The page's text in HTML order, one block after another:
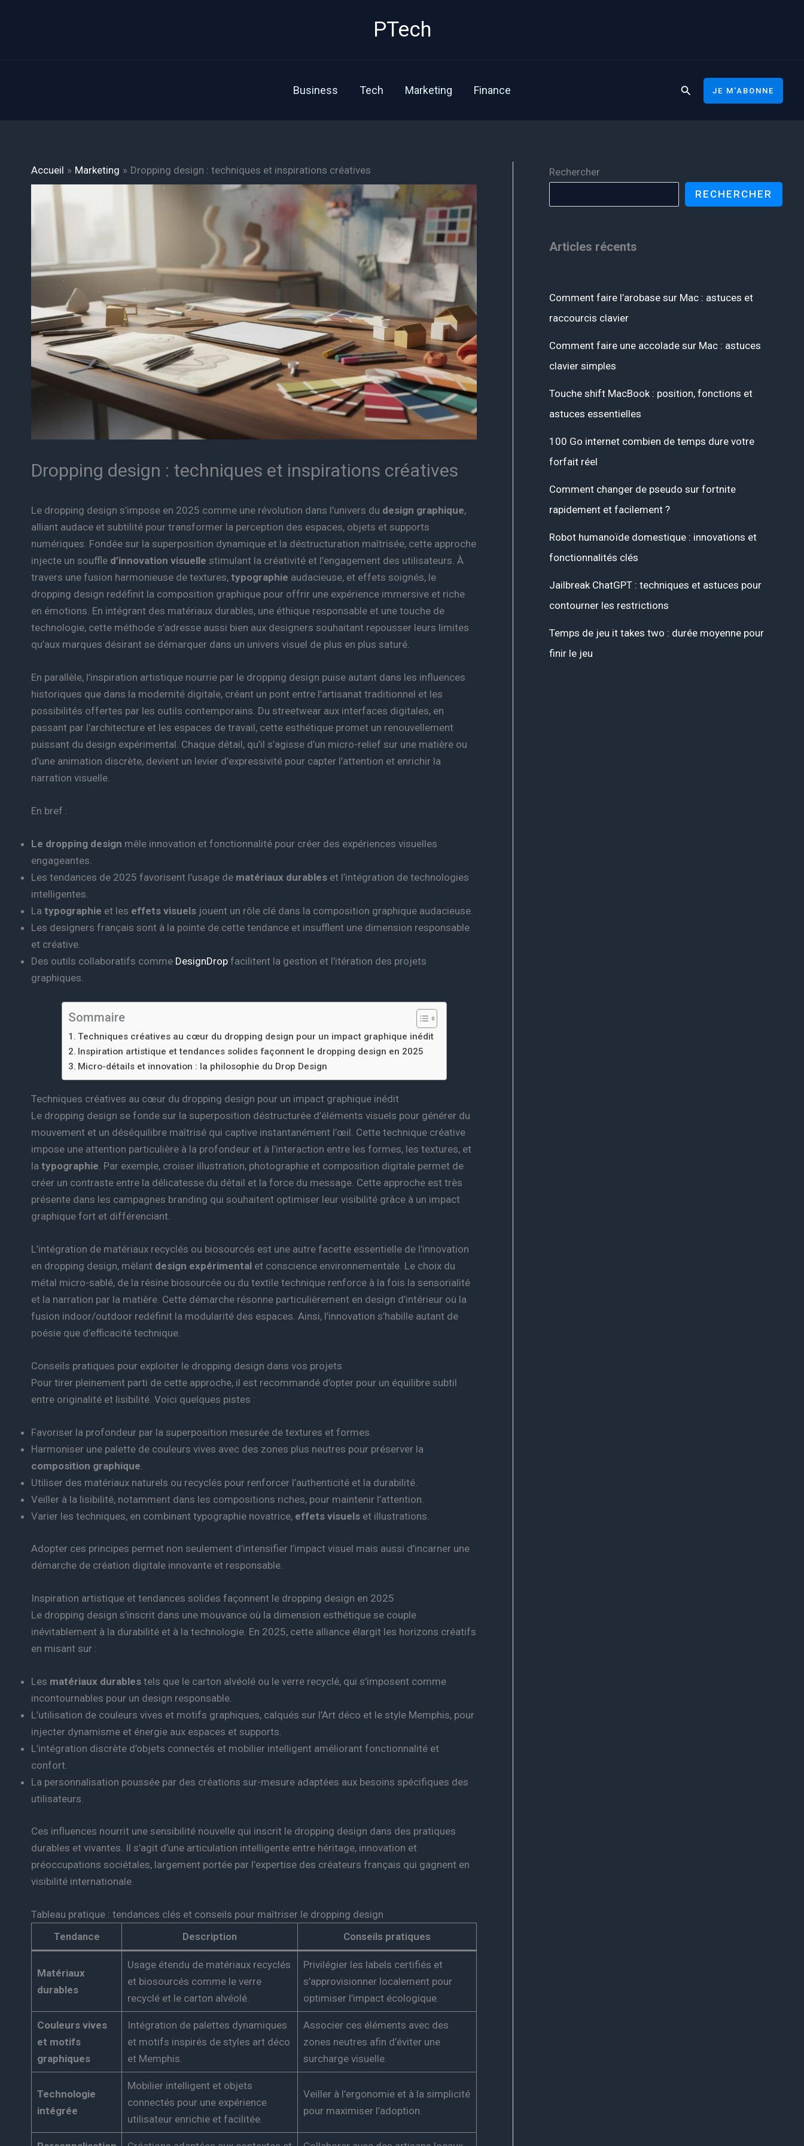
PTech
Business Tech Marketing Finance RechercherJE M'ABONNE
Accueil Marketing Dropping design : techniques et inspirations créatives
Dropping design : techniques et inspirations créatives
Le dropping design s’impose en 2025 comme une révolution dans l’univers du design graphique,
alliant audace et subtilité pour transformer la perception des espaces, objets et supports
numériques. Fondée sur la superposition dynamique et la déstructuration maîtrisée, cette approche
injecte un souffle d’innovation visuelle stimulant la créativité et l’engagement des utilisateurs. À
travers une fusion harmonieuse de textures, typographie audacieuse, et effets soignés, le
dropping design redéfinit la composition graphique pour offrir une expérience immersive et riche
en émotions. En intégrant des matériaux durables, une éthique responsable et une touche de
technologie, cette méthode s’adresse aussi bien aux designers souhaitant repousser leurs limites
qu’aux marques désirant se démarquer dans un univers visuel de plus en plus saturé.
En parallèle, l’inspiration artistique nourrie par le dropping design puise autant dans les influences
historiques que dans la modernité digitale, créant un pont entre l’artisanat traditionnel et les
possibilités offertes par les outils contemporains. Du streetwear aux interfaces digitales, en
passant par l’architecture et les espaces de travail, cette esthétique promet un renouvellement
puissant du design expérimental. Chaque détail, qu’il s’agisse d’un micro-relief sur une matière ou
d’une animation discrète, devient un levier d’expressivité pour capter l’attention et enrichir la
narration visuelle.
En bref :
Le dropping design mêle innovation et fonctionnalité pour créer des expériences visuelles
engageantes.
Les tendances de 2025 favorisent l’usage de matériaux durables et l’intégration de technologies
intelligentes.
La typographie et les effets visuels jouent un rôle clé dans la composition graphique audacieuse.
Les designers français sont à la pointe de cette tendance et insufflent une dimension responsable
et créative.
Des outils collaboratifs comme DesignDrop facilitent la gestion et l’itération des projets
graphiques.
Sommaire
Techniques créatives au cœur du dropping design pour un impact graphique inédit
Inspiration artistique et tendances solides façonnent le dropping design en 2025
Micro-détails et innovation : la philosophie du Drop Design
Techniques créatives au cœur du dropping design pour un impact graphique inédit
Le dropping design se fonde sur la superposition déstructurée d’éléments visuels pour générer du
mouvement et un déséquilibre maîtrisé qui captive instantanément l’œil. Cette technique créative
impose une attention particulière à la profondeur et à l’interaction entre les formes, les textures, et
la typographie . Par exemple, croiser illustration, photographie et composition digitale permet de
créer un contraste entre la délicatesse du détail et la force du message. Cette approche est très
présente dans les campagnes branding qui souhaitent optimiser leur visibilité grâce à un impact
graphique fort et différenciant.
L’intégration de matériaux recyclés ou biosourcés est une autre facette essentielle de l’innovation
en dropping design, mêlant design expérimental et conscience environnementale. Le choix du
métal micro-sablé, de la résine biosourcée ou du textile technique renforce à la fois la sensorialité
et la narration par la matière. Cette démarche résonne particulièrement en design d’intérieur où la
fusion indoor/outdoor redéfinit la modularité des espaces. Ainsi, l’innovation s’habille autant de
poésie que d’efficacité technique.
Conseils pratiques pour exploiter le dropping design dans vos projets
Pour tirer pleinement parti de cette approche, il est recommandé d’opter pour un équilibre subtil
entre originalité et lisibilité. Voici quelques pistes :
Favoriser la profondeur par la superposition mesurée de textures et formes.
Harmoniser une palette de couleurs vives avec des zones plus neutres pour préserver la
composition graphique.
Utiliser des matériaux naturels ou recyclés pour renforcer l’authenticité et la durabilité.
Veiller à la lisibilité, notamment dans les compositions riches, pour maintenir l’attention.
Varier les techniques, en combinant typographie novatrice, effets visuels et illustrations.
Adopter ces principes permet non seulement d’intensifier l’impact visuel mais aussi d’incarner une
démarche de création digitale innovante et responsable.
Inspiration artistique et tendances solides façonnent le dropping design en 2025
Le dropping design s’inscrit dans une mouvance où la dimension esthétique se couple
inévitablement à la durabilité et à la technologie. En 2025, cette alliance élargit les horizons créatifs
en misant sur :
Les matériaux durables tels que le carton alvéolé ou le verre recyclé, qui s’imposent comme
incontournables pour un design responsable.
L’utilisation de couleurs vives et motifs graphiques, calqués sur l’Art déco et le style Memphis, pour
injecter dynamisme et énergie aux espaces et supports.
L’intégration discrète d’objets connectés et mobilier intelligent améliorant fonctionnalité et
confort.
La personnalisation poussée par des créations sur-mesure adaptées aux besoins spécifiques des
utilisateurs.
Ces influences nourrit une sensibilité nouvelle qui inscrit le dropping design dans des pratiques
durables et vivantes. Il s’agit d’une articulation intelligente entre héritage, innovation et
préoccupations sociétales, largement portée par l’expertise des créateurs français qui gagnent en
visibilité internationale.
Tableau pratique : tendances clés et conseils pour maîtriser le dropping design
Tendance
Description Conseils pratiques
Matériaux
durables
Usage étendu de matériaux recyclés
et biosourcés comme le verre
recyclé et le carton alvéolé.
Privilégier les labels certifiés et
s’approvisionner localement pour
optimiser l’impact écologique.
Couleurs vives
et motifs
graphiques
Intégration de palettes dynamiques
et motifs inspirés de styles art déco
et Memphis.
Associer ces éléments avec des
zones neutres afin d’éviter une
surcharge visuelle.
Technologie
intégrée
Mobilier intelligent et objets
connectés pour une expérience
utilisateur enrichie et facilitée.
Veiller à l’ergonomie et à la simplicité
pour maximiser l’adoption.
Rechercher
RECHERCHER
Articles récents
Comment faire l’arobase sur Mac : astuces et
raccourcis clavier
Comment faire une accolade sur Mac : astuces
clavier simples
Touche shift MacBook : position, fonctions et
astuces essentielles
100 Go internet combien de temps dure votre
forfait réel
Comment changer de pseudo sur fortnite
rapidement et facilement ?
Robot humanoïde domestique : innovations et
fonctionnalités clés
Jailbreak ChatGPT : techniques et astuces pour
contourner les restrictions
Temps de jeu it takes two : durée moyenne pour
finir le jeu